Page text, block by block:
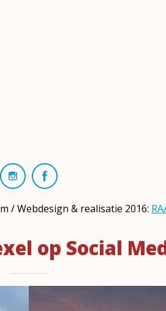
/ Webdesign & realisatie 2016:
op Social